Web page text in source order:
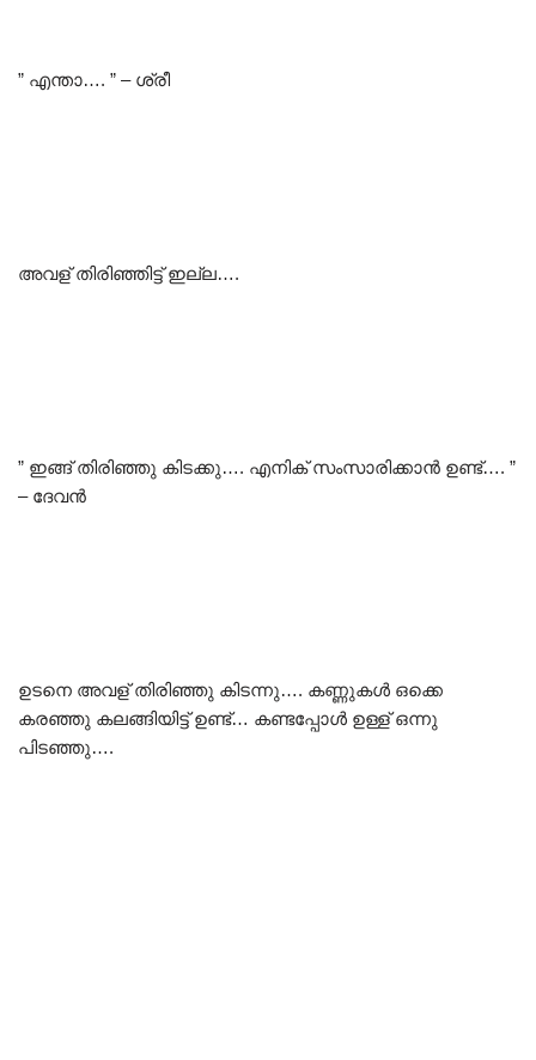
” എന്താ…. ” – ശ്രീ
അവള് തിരിഞ്ഞിട്ട് ഇല്ല….
” ഇങ്ങ് തിരിഞ്ഞു കിടക്കു…. എനിക് സംസാരിക്കാൻ ഉണ്ട്…. ”
– ദേവൻ
ഉടനെ അവള് തിരിഞ്ഞു കിടന്നു…. കണ്ണുകൾ ഒക്കെ
കരഞ്ഞു കലങ്ങിയിട്ട് ഉണ്ട്… കണ്ടപ്പോൾ ഉള്ള് ഒന്നു
പിടഞ്ഞു….